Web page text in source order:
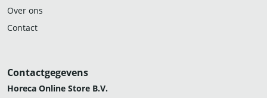
Over ons
Contact
Contactgegevens
Horeca Online Store B.V.